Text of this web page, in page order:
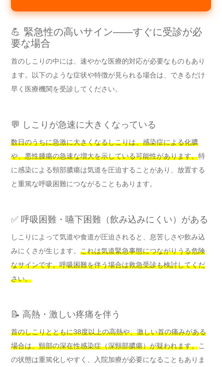
💪 緊急性の高いサイン——すぐに受診が必
要な場合
首のしこりの中には、速やかな医療的対応が必要なものもあり
ます。以下のような症状や特徴が見られる場合は、できるだけ
早く医療機関を受診してください。
💬 しこりが急速に大きくなっている
数日のうちに急激に大きくなるしこりは、感染症による化膿
や、悪性腫瘍の急速な増大を示している可能性があります。特
に感染による頸部膿瘍は気道を圧迫することがあり、放置する
と重篤な呼吸困難につながることもあります。
✅ 呼吸困難・嚥下困難（飲み込みにくい）がある
しこりによって気道や食道が圧迫されると、息苦しさや飲み込
みにくさが生じます。 これは気道緊急事態につながりうる危険
なサインです。呼吸困難を伴う場合は救急受診も検討してくだ
さい。
📝 高熱・激しい疼痛を伴う
首のしこりとともに38度以上の高熱や、激しい首の痛みがある
場合は、頸部の深在性感染症（深頸部膿瘍）が疑われます。こ
の状態は重篤化しやすく、入院加療が必要になることもありま